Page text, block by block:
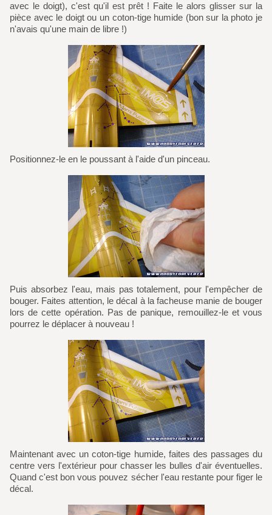
avec le doigt), c'est qu'il est prêt ! Faite le alors glisser sur la
pièce avec le doigt ou un coton-tige humide (bon sur la photo je
n'avais qu'une main de libre !)
Positionnez-le en le poussant à l'aide d'un pinceau.
Puis absorbez l'eau, mais pas totalement, pour l'empêcher de
bouger. Faites attention, le décal à la facheuse manie de bouger
lors de cette opération. Pas de panique, remouillez-le et vous
pourrez le déplacer à nouveau !
Maintenant avec un coton-tige humide, faites des passages du
centre vers l'extérieur pour chasser les bulles d'air éventuelles.
Quand c'est bon vous pouvez sécher l'eau restante pour figer le
décal.